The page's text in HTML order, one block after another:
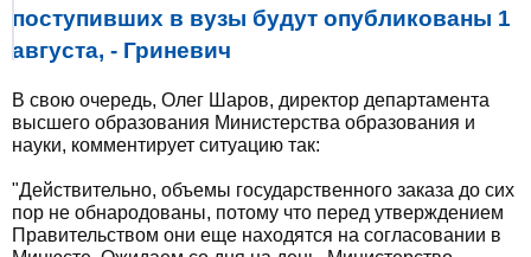
поступивших в вузы будут опубликованы 1
августа, - Гриневич
В свою очередь, Олег Шаров, директор департамента
высшего образования Министерства образования и
науки, комментирует ситуацию так:
"Действительно, объемы государственного заказа до сих
пор не обнародованы, потому что перед утверждением
Правительством они еще находятся на согласовании в